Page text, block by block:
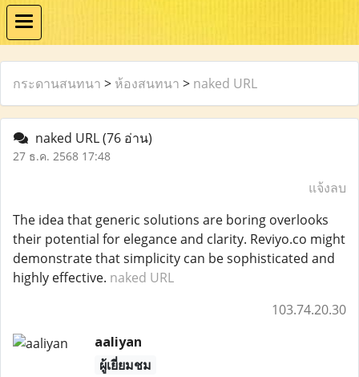
กระดานสนทนา > ห้องสนทนา > naked URL
naked URL(76 อ่าน)
27 ธ.ค. 2568 17:48
แจ้งลบ
The idea that generic solutions are boring overlooks
their potential for elegance and clarity. Reviyo.co might
demonstrate that simplicity can be sophisticated and
highly effective. naked URL
103.74.20.30
aaliyan
ผู้เยี่ยมชม